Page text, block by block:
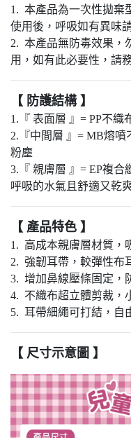
1. 本產品為一次性拋棄
使用後，呼吸如有異味
2. 本產品無防毒效果，
用，如有此必要性，請
【 防護結構 】
1.『 表面層 』= PP不織
2.『中間層 』= MB熔
粉塵
3.『 親膚層 』= EP複
呼吸的水氣且舒適又乾
【 產品特色 】
1. 高成本親膚層材質，
2. 強韌耳帶，較彈性布
3. 增加鼻線壓條固定，
4. 不織布超立體剪裁，
5. 耳帶細繩可打結，自
【 尺寸示意圖 】